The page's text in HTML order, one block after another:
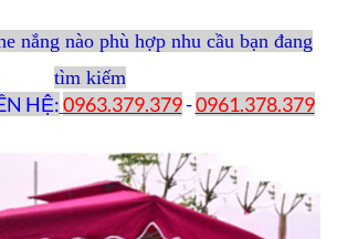
nắng nào phù hợp nhu cầu bạn đang
tìm kiếm
HỆ:0963.379.379-0961.378.379